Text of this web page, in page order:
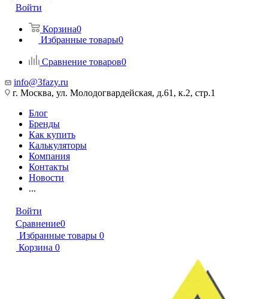
Войти
Корзина0
Избранные товары0
Сравнение товаров0
info@3fazy.ru
г. Москва, ул. Молодогвардейская, д.61, к.2, стр.1
Блог
Бренды
Как купить
Калькуляторы
Компания
Контакты
Новости
...
Войти
Сравнение0
Избранные товары 0
Корзина 0